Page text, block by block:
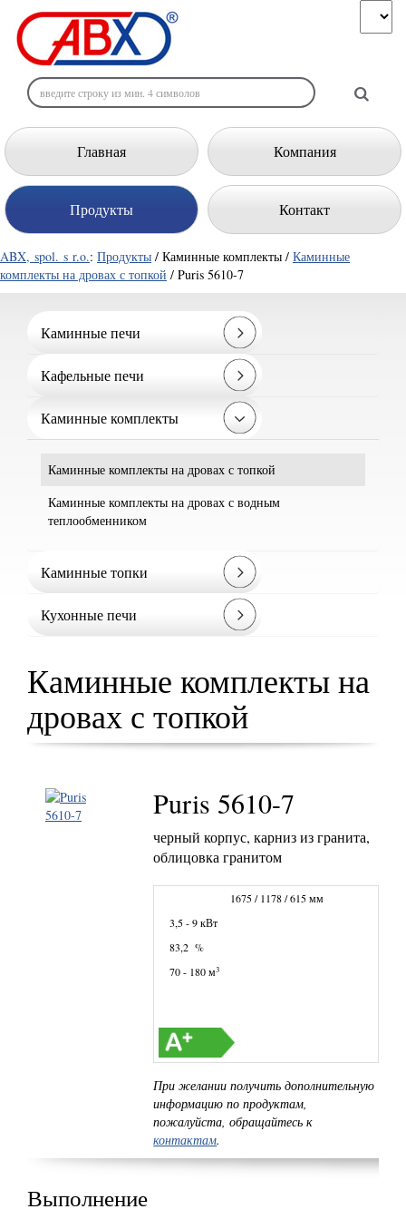
Главная Компания
Продукты Контакт
ABX, spol. s r.o.: Продукты / Каминные комплекты / Каминные
комплекты на дровах с топкой / Puris 5610-7
Каминные печи
Кафельные печи
Каминные комплекты
Каминные комплекты на дровах с топкой
Каминные комплекты на дровах с водным
теплообменником
Каминные топки
Кухонные печи
Каминные комплекты на
дровах с топкой
Puris 5610-7
черный корпус, карниз из гранита,
облицовка гранитом
1675 / 1178 / 615 мм
3,5 - 9 кВт
83,2 %
70 - 180 м3
При желании получить дополнительную
информацию по продуктам,
пожалуйста, обращайтесь к
контактам.
Выполнение